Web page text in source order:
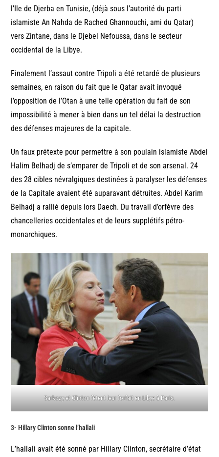
l’Ile de Djerba en Tunisie, (déjà sous l’autorité du parti
islamiste An Nahda de Rached Ghannouchi, ami du Qatar)
vers Zintane, dans le Djebel Nefoussa, dans le secteur
occidental de la Libye.
Finalement l’assaut contre Tripoli a été retardé de plusieurs
semaines, en raison du fait que le Qatar avait invoqué
l’opposition de l’Otan à une telle opération du fait de son
impossibilité à mener à bien dans un tel délai la destruction
des défenses majeures de la capitale.
Un faux prétexte pour permettre à son poulain islamiste Abdel
Halim Belhadj de s’emparer de Tripoli et de son arsenal. 24
des 28 cibles névralgiques destinées à paralyser les défenses
de la Capitale avaient été auparavant détruites. Abdel Karim
Belhadj a rallié depuis lors Daech. Du travail d’orfèvre des
chancelleries occidentales et de leurs supplétifs pétro-
monarchiques.
Sarkozy et Clinton fêtent leur forfait en Libye à Paris.
3- Hillary Clinton sonne l’hallali
L’hallali avait été sonné par Hillary Clinton, secrétaire d’état